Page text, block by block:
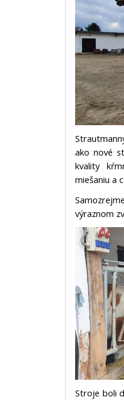
ako nové
kvality
miešaniu a
výraznom
Stroje boli